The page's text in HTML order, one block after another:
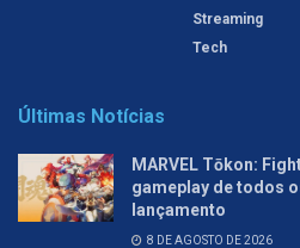
Streaming
Tech
Últimas Notícias
MARVEL Tōkon:
gameplay de todos
lançamento
8 DE AGOSTO DE 2026